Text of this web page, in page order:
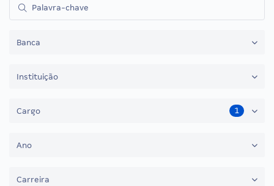
Banca
Instituição
Cargo 1
Ano
Carreira